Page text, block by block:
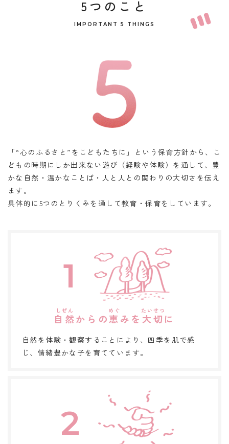
5つのこと
IMPORTANT 5 THINGS
「“心のふるさと”をこどもたちに」という保育方針から、こ
どもの時期にしか出来ない遊び（経験や体験）を通して、豊
かな自然・温かなことば・人と人との関わりの大切さを伝え
ます。
具体的に5つのとりくみを通して教育・保育をしています。
1
自然からの恵 みを 大切 に
自然を体験・観察することにより、四季を肌で感
じ、情緒豊かな子を育てています。
2